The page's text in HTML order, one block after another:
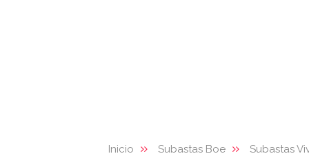
Inicio Subastas Boe Subastas